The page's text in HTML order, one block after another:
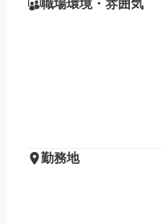
職場環境・雰囲気
勤務地